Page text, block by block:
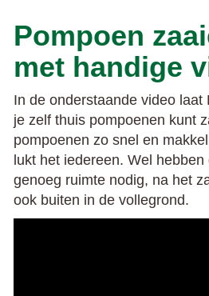
Pompoen
met handige
In de onderstaande video laat
je zelf thuis pompoenen kunt
pompoenen zo snel en
lukt het iedereen. Wel hebben
genoeg ruimte nodig, na het
ook buiten in de vollegrond.